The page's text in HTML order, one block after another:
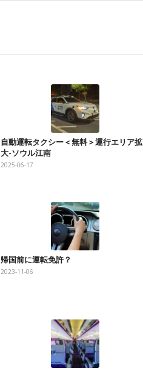
自動運転タクシー＜無料＞運行エリア拡
大-ソウル江南
2025-06-17
帰国前に運転免許？
2023-11-06